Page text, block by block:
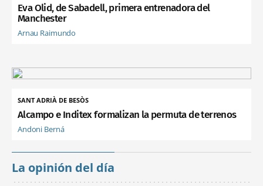
Eva Olid, de Sabadell, primera entrenadora del
Manchester
Arnau Raimundo
SANT ADRIÀ DE BESÒS
Alcampo e Inditex formalizan la permuta de terrenos
Andoni Berná
La opinión del día